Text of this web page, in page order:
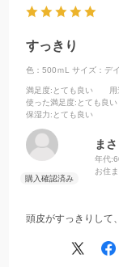
すっきり
色：500ｍL サイズ：デ
満足度:とても良い 用
使った満足度:とても良い
保湿力:とても良い
まさ
年代:
お住
頭皮がすっきりして